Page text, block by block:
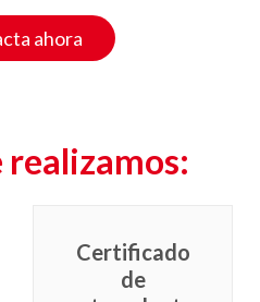
ahora
Certificado
de